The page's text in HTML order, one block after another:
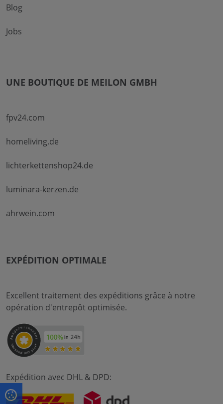
Blog
Jobs
UNE BOUTIQUE DE MEILON GMBH
fpv24.com
homeliving.de
lichterkettenshop24.de
luminara-kerzen.de
ahrwein.com
EXPÉDITION OPTIMALE
Excellent traitement des expéditions grâce à notre
opération d'entrepôt optimisée.
Expédition avec DHL & DPD: